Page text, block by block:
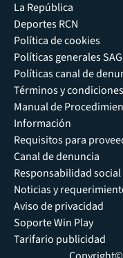
La República
Deportes RCN
Política de cookies
Políticas generales
Políticas canal de
Términos y condiciones
Manual de
Información
Requisitos para
Canal de denuncia
Responsabilidad
Noticias y
Aviso de privacidad
Soporte Win Play
Tarifario publicidad